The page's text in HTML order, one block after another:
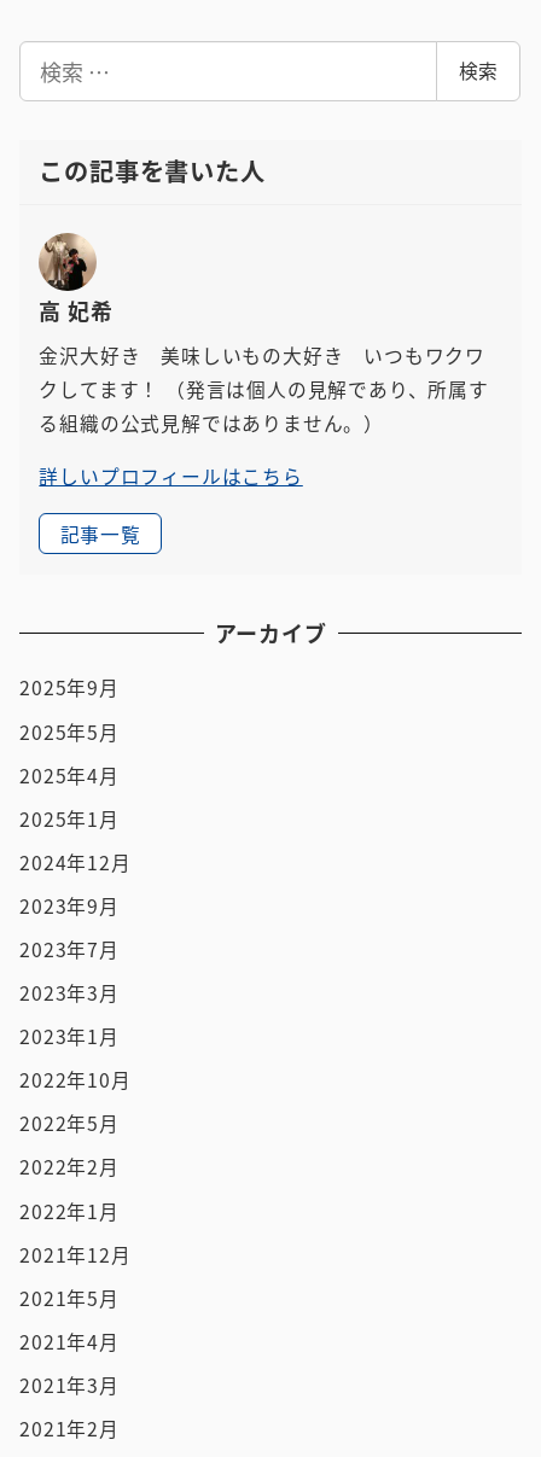
索
検索
この記事を書いた人
高 妃希
金沢大好き 美味しいもの大好き いつもワクワ
クしてます！
（発言は個人の見解であり、所属す
る組織の公式見解ではありません。）
詳しいプロフィールはこちら
記事一覧
アーカイブ
2025年9月
2025年5月
2025年4月
2025年1月
2024年12月
2023年9月
2023年7月
2023年3月
2023年1月
2022年10月
2022年5月
2022年2月
2022年1月
2021年12月
2021年5月
2021年4月
2021年3月
2021年2月